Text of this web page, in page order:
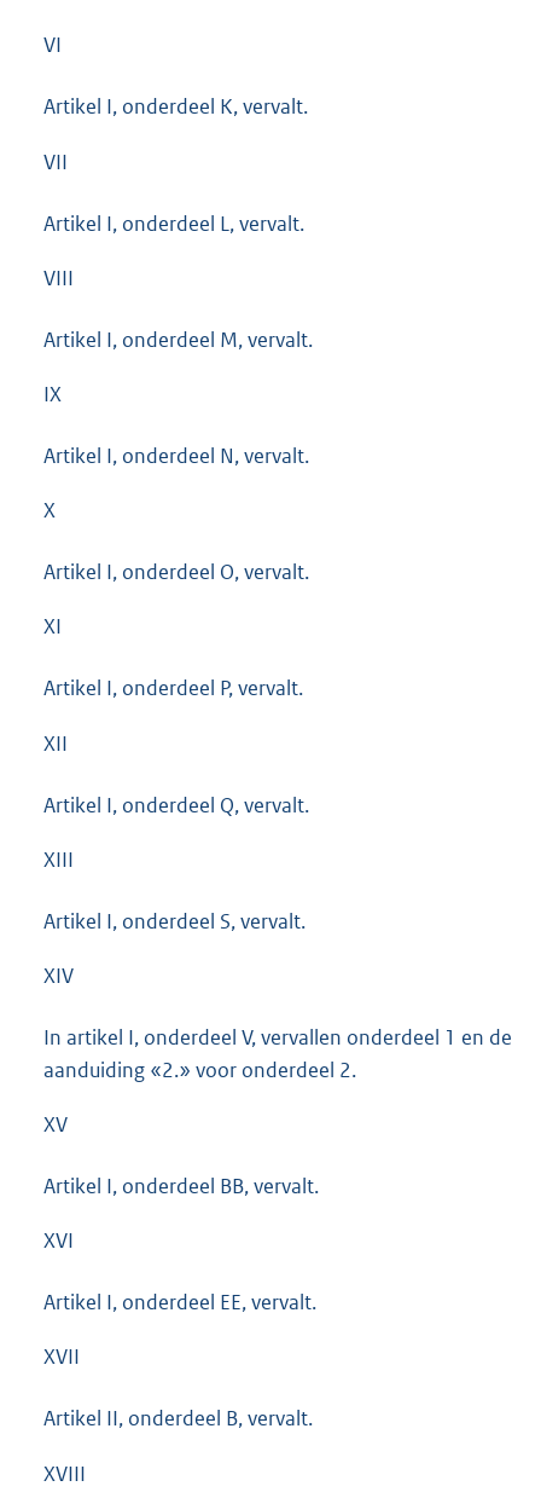
VI
Artikel I, onderdeel K, vervalt.
VII
Artikel I, onderdeel L, vervalt.
VIII
Artikel I, onderdeel M, vervalt.
IX
Artikel I, onderdeel N, vervalt.
X
Artikel I, onderdeel O, vervalt.
XI
Artikel I, onderdeel P, vervalt.
XII
Artikel I, onderdeel Q, vervalt.
XIII
Artikel I, onderdeel S, vervalt.
XIV
In artikel I, onderdeel V, vervallen onderdeel 1 en de
aanduiding «2.» voor onderdeel 2.
XV
Artikel I, onderdeel BB, vervalt.
XVI
Artikel I, onderdeel EE, vervalt.
XVII
Artikel II, onderdeel B, vervalt.
XVIII